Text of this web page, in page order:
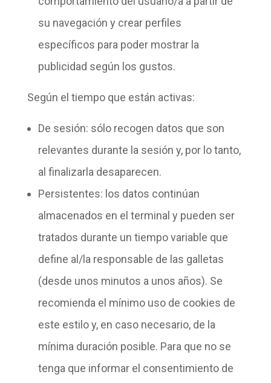
su navegación y crear perfiles
específicos para poder mostrar la
publicidad según los gustos.
Según el tiempo que están activas:
De sesión: sólo recogen datos que son
relevantes durante la sesión y, por lo tanto,
al finalizarla desaparecen.
Persistentes: los datos continúan
almacenados en el terminal y pueden ser
tratados durante un tiempo variable que
define al/la responsable de las galletas
(desde unos minutos a unos años). Se
recomienda el mínimo uso de cookies de
este estilo y, en caso necesario, de la
mínima duración posible. Para que no se
tenga que informar el consentimiento de